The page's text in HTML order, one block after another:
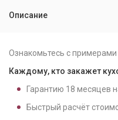
Описание
Ознакомьтесь с примерами
Каждому, кто закажет
Гарантию 18 месяцев
Быстрый расчёт